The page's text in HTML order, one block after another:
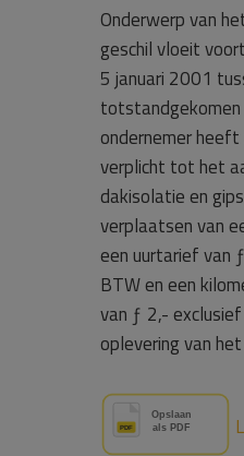
Onderwerp van
geschil vloeit
5 januari 2001
ondernemer heeft
verplicht tot het
dakisolatie en
verplaatsen van
een uurtarief van
BTW en een
van ƒ 2,-
oplevering van